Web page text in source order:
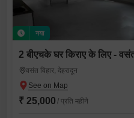
नया
2 बीएचके घर किराए के लिए - वसंत
वसंत विहार, देहरादून
₹ 25,000 / प्रति महीने